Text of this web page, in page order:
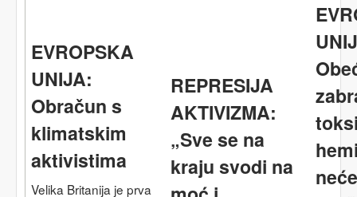
EVROPSKA
UNIJA:
Obračun s
klimatskim
aktivistima
Velika Britanija je prva
REPRESIJA
AKTIVIZMA:
„Sve se na
kraju svodi na